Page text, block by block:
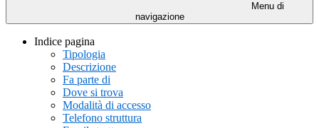
Menu di
navigazione
Indice pagina
Tipologia
Descrizione
Fa parte di
Dove si trova
Modalità di accesso
Telefono struttura